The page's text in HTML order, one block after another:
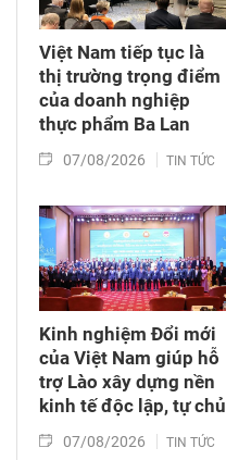
Việt Nam tiếp tục là
thị trường trọng điểm
của doanh nghiệp
thực phẩm Ba Lan
07/08/2026 TIN TỨC
Kinh nghiệm Đổi mới
của Việt Nam giúp hỗ
trợ Lào xây dựng nền
kinh tế độc lập, tự chủ
07/08/2026 TIN TỨC